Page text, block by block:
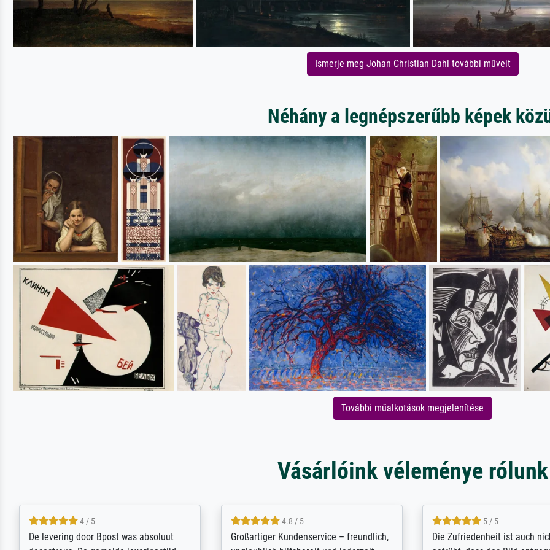
Ismerje meg Johan Christian Dahl további műveit
Néhány a legnépszerűbb képek
További műalkotások megjelenítése
Vásárlóink véleménye rólunk
5 / 5
Sehr gute Qualität des Leinwanddrucks
5 / 5
Für ein Erinnerungsbuch mit der
4.8 / 5
Hervorragende Qualität.